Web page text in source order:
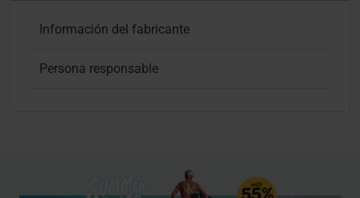
Información del fabricante
Persona responsable